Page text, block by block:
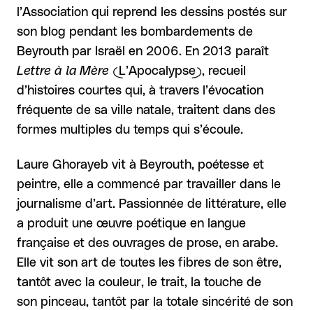
l’Association qui reprend les dessins postés sur
son blog pendant les bombardements de
Beyrouth par Israël en 2006. En 2013 paraît
Lettre à la Mère (L’Apocalypse), recueil
d’histoires courtes qui, à travers l’évocation
fréquente de sa ville natale, traitent dans des
formes multiples du temps qui s’écoule.
Laure Ghorayeb vit à Beyrouth, poétesse et
peintre, elle a commencé par travailler dans le
journalisme d’art. Passionnée de littérature, elle
a produit une œuvre poétique en langue
française et des ouvrages de prose, en arabe.
Elle vit son art de toutes les fibres de son être,
tantôt avec la couleur, le trait, la touche de
son pinceau, tantôt par la totale sincérité de son